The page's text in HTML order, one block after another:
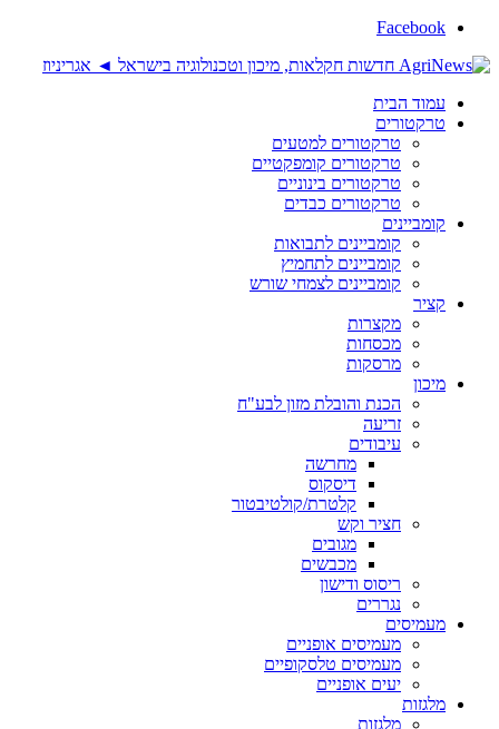
Facebook
עמוד הבית
טרקטורים
טרקטורים למטעים
טרקטורים קומפקטיים
טרקטורים בינוניים
טרקטורים כבדים
קומביינים
קומביינים לתבואות
קומביינים לתחמיץ
קומביינים לצמחי שורש
קציר
מקצרות
מכסחות
מרסקות
מיכון
הכנת והובלת מזון לבע"ח
זריעה
עיבודים
מחרשה
דיסקוס
קלטרת/קולטיבטור
חציר וקש
מגובים
מכבשים
ריסוס ודישון
נגררים
מעמיסים
מעמיסים אופניים
מעמיסים טלסקופיים
יעים אופניים
מלגזות
מלגזות